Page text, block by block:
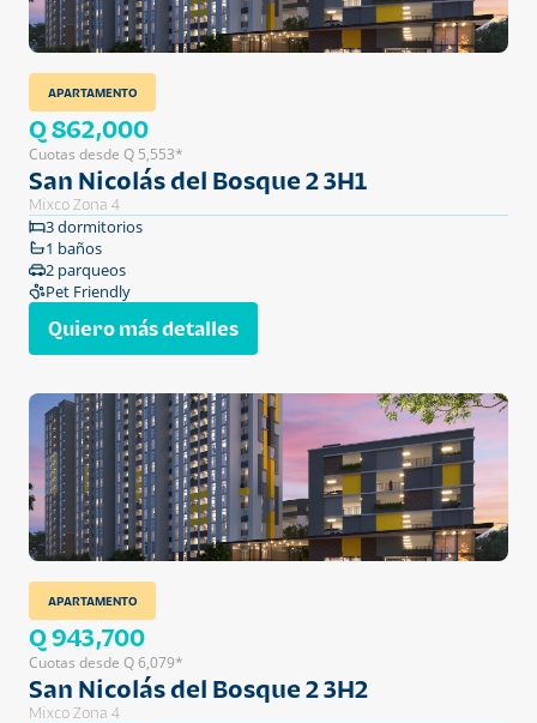
APARTAMENTO
Q 862,000
Cuotas desde Q 5,553*
San Nicolás del Bosque 2 3H1
Mixco Zona 4
3 dormitorios
1 baños
2 parqueos
Pet Friendly
Quiero más detalles
APARTAMENTO
Q 943,700
Cuotas desde Q 6,079*
San Nicolás del Bosque 2 3H2
Mixco Zona 4